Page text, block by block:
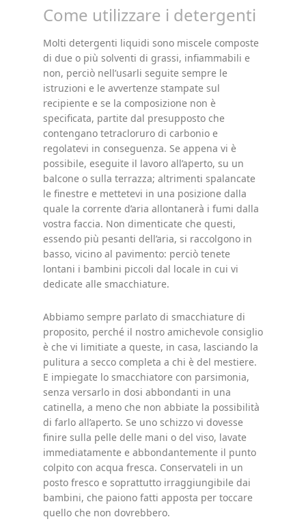
Come utilizzare i detergenti
Molti detergenti liquidi sono miscele composte
di due o più solventi di grassi, infiammabili e
non, perciò nell’usarli seguite sempre le
istruzioni e le avvertenze stampate sul
recipiente e se la composizione non è
specificata, partite dal presupposto che
contengano tetracloruro di carbonio e
regolatevi in conseguenza. Se appena vi è
possibile, eseguite il lavoro all’aperto, su un
balcone o sulla terrazza; altrimenti spalancate
le finestre e mettetevi in una posizione dalla
quale la corrente d’aria allontanerà i fumi dalla
vostra faccia. Non dimenticate che questi,
essendo più pesanti dell’aria, si raccolgono in
basso, vicino al pavimento: perciò tenete
lontani i bambini piccoli dal locale in cui vi
dedicate alle smacchiature.
Abbiamo sempre parlato di smacchiature di
proposito, perché il nostro amichevole consiglio
è che vi limitiate a queste, in casa, lasciando la
pulitura a secco completa a chi è del mestiere.
E impiegate lo smacchiatore con parsimonia,
senza versarlo in dosi abbondanti in una
catinella, a meno che non abbiate la possibilità
di farlo all’aperto. Se uno schizzo vi dovesse
finire sulla pelle delle mani o del viso, lavate
immediatamente e abbondantemente il punto
colpito con acqua fresca. Conservateli in un
posto fresco e soprattutto irraggiungibile dai
bambini, che paiono fatti apposta per toccare
quello che non dovrebbero.